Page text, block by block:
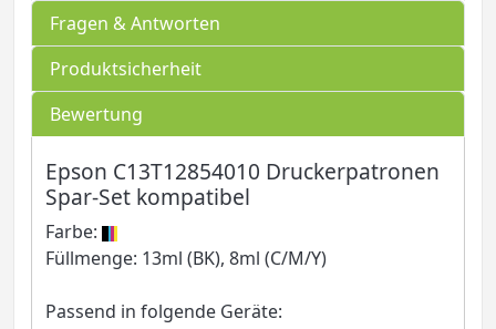
Fragen & Antworten
Produktsicherheit
Bewertung
Epson C13T12854010 Druckerpatronen
Spar-Set kompatibel
Farbe:
Füllmenge: 13ml (BK), 8ml (C/M/Y)
Passend in folgende Geräte: